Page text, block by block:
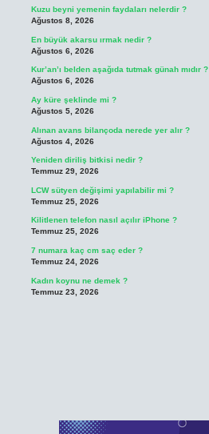
Kuzu beyni yemenin faydaları nelerdir ?
Ağustos 8, 2026
En büyük akarsu ırmak nedir ?
Ağustos 6, 2026
Kur’an’ı belden aşağıda tutmak günah mıdır ?
Ağustos 6, 2026
Ay küre şeklinde mi ?
Ağustos 5, 2026
Alınan avans bilançoda nerede yer alır ?
Ağustos 4, 2026
Yeniden diriliş bitkisi nedir ?
Temmuz 29, 2026
LCW sütyen değişimi yapılabilir mi ?
Temmuz 25, 2026
Kilitlenen telefon nasıl açılır iPhone ?
Temmuz 25, 2026
7 numara kaç cm saç eder ?
Temmuz 24, 2026
Kadın koynu ne demek ?
Temmuz 23, 2026